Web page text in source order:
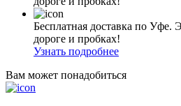
Бесплатная доставка по Уфе.
дороге и пробках!
Узнать подробнее
Вам может понадобиться